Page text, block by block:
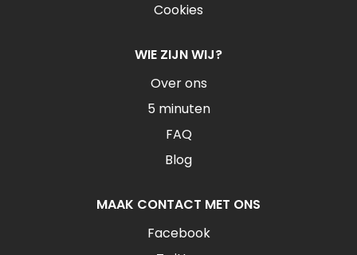
Cookies
WIE ZIJN WIJ?
Over ons
5 minuten
FAQ
Blog
MAAK CONTACT MET ONS
Facebook